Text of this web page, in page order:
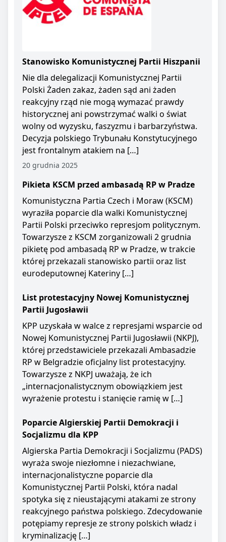
Stanowisko Komunistycznej Partii Hiszpanii
Nie dla delegalizacji Komunistycznej Partii
Polski Żaden zakaz, żaden sąd ani żaden
reakcyjny rząd nie mogą wymazać prawdy
historycznej ani powstrzymać walki o świat
wolny od wyzysku, faszyzmu i barbarzyństwa.
Decyzja polskiego Trybunału Konstytucyjnego
jest frontalnym atakiem na […]
20 grudnia 2025
Pikieta KSCM przed ambasadą RP w Pradze
Komunistyczna Partia Czech i Moraw (KSCM)
wyraziła poparcie dla walki Komunistycznej
Partii Polski przeciwko represjom politycznym.
Towarzysze z KSCM zorganizowali 2 grudnia
pikietę pod ambasadą RP w Pradze, w trakcie
której przekazali stanowisko partii oraz list
eurodeputownej Kateriny […]
List protestacyjny Nowej Komunistycznej
Partii Jugosławii
KPP uzyskała w walce z represjami wsparcie od
Nowej Komunistycznej Partii Jugosławii (NKPJ),
której przedstawiciele przekazali Ambasadzie
RP w Belgradzie oficjalny list protestacyjny.
Towarzysze z NKPJ uważają, że ich
„internacjonalistycznym obowiązkiem jest
wyrażenie protestu i stanięcie ramię w […]
Poparcie Algierskiej Partii Demokracji i
Socjalizmu dla KPP
Algierska Partia Demokracji i Socjalizmu (PADS)
wyraża swoje niezłomne i niezachwiane,
internacjonalistyczne poparcie dla
Komunistycznej Partii Polski, która nadal
spotyka się z nieustającymi atakami ze strony
reakcyjnego państwa polskiego. Zdecydowanie
potępiamy represje ze strony polskich władz i
kryminalizację […]